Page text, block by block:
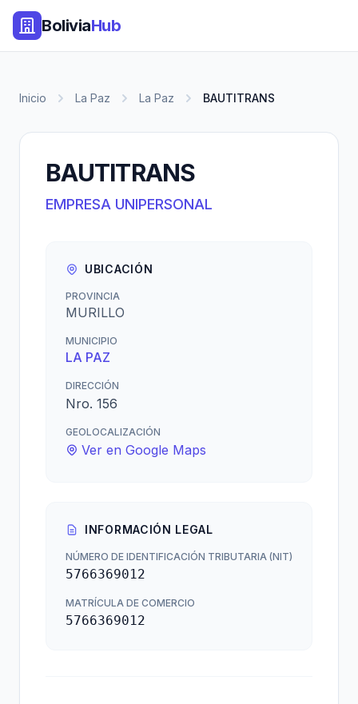
BoliviaHub
Inicio La Paz La Paz BAUTITRANS
BAUTITRANS
EMPRESA UNIPERSONAL
UBICACIÓN
PROVINCIA
MURILLO
MUNICIPIO
LA PAZ
DIRECCIÓN
Nro. 156
GEOLOCALIZACIÓN
Ver en Google Maps
INFORMACIÓN LEGAL
NÚMERO DE IDENTIFICACIÓN TRIBUTARIA (NIT)
5766369012
MATRÍCULA DE COMERCIO
5766369012